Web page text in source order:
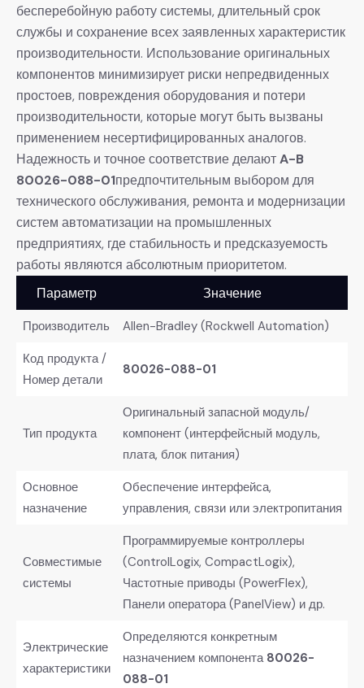
бесперебойную работу системы, длительный срок
службы и сохранение всех заявленных характеристик
производительности. Использование оригинальных
компонентов минимизирует риски непредвиденных
простоев, повреждения оборудования и потери
производительности, которые могут быть вызваны
применением несертифицированных аналогов.
Надежность и точное соответствие делаютA-B
80026-088-01предпочтительным выбором для
технического обслуживания, ремонта и модернизации
систем автоматизации на промышленных
предприятиях, где стабильность и предсказуемость
работы являются абсолютным приоритетом.
Параметр Значение
Производитель
Allen-Bradley (Rockwell Automation)
Код продукта /
Номер детали
80026-088-01
Тип продукта
Оригинальный запасной модуль/
компонент (интерфейсный модуль,
плата, блок питания)
Основное
назначение
Обеспечение интерфейса,
управления, связи или электропитания
Совместимые
системы
Программируемые контроллеры
(ControlLogix, CompactLogix),
Частотные приводы (PowerFlex),
Панели оператора (PanelView) и др.
Электрические
характеристики
Определяются конкретным
назначением компонента 80026-
088-01